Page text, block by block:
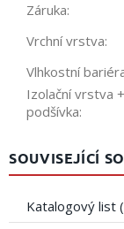
Záruka:
Vrchní vrstva:
Vlhkostní
Izolační vrstva +
podšívka:
SOUVISEJÍCÍ
Katalogový list